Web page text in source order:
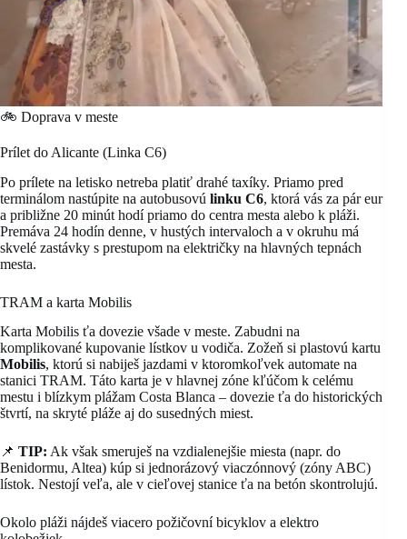
🚲 Doprava v meste
Prílet do Alicante (Linka C6)
Po prílete na letisko netreba platiť drahé taxíky. Priamo pred
terminálom nastúpite na autobusovú linku C6, ktorá vás za pár eur
a približne 20 minút hodí priamo do centra mesta alebo k pláži.
Premáva 24 hodín denne, v hustých intervaloch a v okruhu má
skvelé zastávky s prestupom na električky na hlavných tepnách
mesta.
TRAM a karta Mobilis
Karta Mobilis ťa dovezie všade v meste. Zabudni na
komplikované kupovanie lístkov u vodiča. Zožeň si plastovú kartu
Mobilis, ktorú si nabiješ jazdami v ktoromkoľvek automate na
stanici TRAM. Táto karta je v hlavnej zóne kľúčom k celému
mestu i blízkym plážam Costa Blanca – dovezie ťa do historických
štvrtí, na skryté pláže aj do susedných miest.
📌 TIP: Ak však smeruješ na vzdialenejšie miesta (napr. do
Benidormu, Altea) kúp si jednorázový viaczónnový (zóny ABC)
lístok. Nestojí veľa, ale v cieľovej stanice ťa na betón skontrolujú.
Okolo pláži nájdeš viacero požičovní bicyklov a elektro